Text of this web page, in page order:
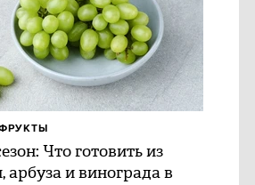
Что готовить из
арбуза и винограда в